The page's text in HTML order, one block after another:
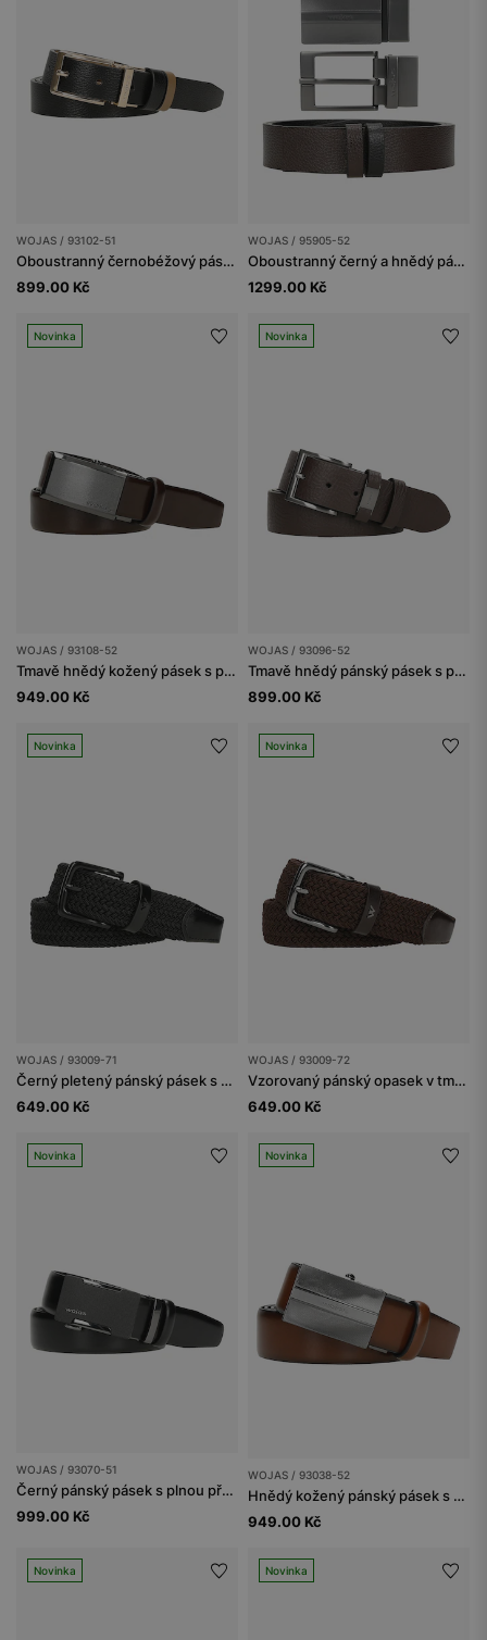
WOJAS / 93102-51
Oboustranný černobéžový pásek se zlatou přezkou
899.00 Kč
WOJAS / 95905-52
Oboustranný černý a hnědý pánský pásek s vyměnitelnými přezkami
1299.00 Kč
Novinka
WOJAS / 93108-52
Tmavě hnědý kožený pásek s plnou sponou
949.00 Kč
Novinka
WOJAS / 93096-52
Tmavě hnědý pánský pásek s poutkem a logem
899.00 Kč
Novinka
WOJAS / 93009-71
Černý pletený pánský pásek s koženými prvky
649.00 Kč
Novinka
WOJAS / 93009-72
Vzorovaný pánský opasek v tmavě hnědém provedení
649.00 Kč
Novinka
WOJAS / 93070-51
Černý pánský pásek s plnou přezkou
999.00 Kč
Novinka
WOJAS / 93038-52
Hnědý kožený pánský pásek s plnou přezkou
949.00 Kč
Novinka Novinka